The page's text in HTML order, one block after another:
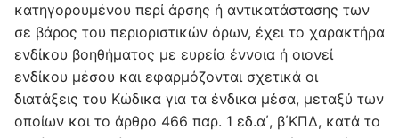
κατηγορουμένου περί άρσης ή αντικατάστασης των
σε βάρος του περιοριστικών όρων, έχει το χαρακτήρα
ενδίκου βοηθήματος με ευρεία έννοια ή οιονεί
ενδίκου μέσου και εφαρμόζονται σχετικά οι
διατάξεις του Κώδικα για τα ένδικα μέσα, μεταξύ των
οποίων και το άρθρο 466 παρ. 1 εδ.α΄, β΄ΚΠΔ, κατά το